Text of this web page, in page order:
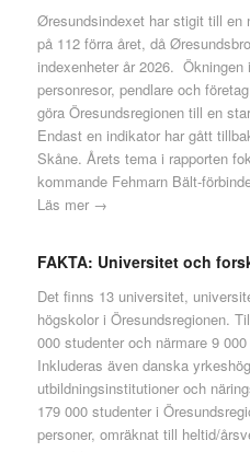
Øresundsindexet har stigit till en
på 112 förra året, då
indexenheter år 2026.
personresor, pendlare och
göra Öresundsregionen till en
Endast en indikator har gått
Skåne. Årets tema i rapporten
kommande Fehmarn Bält-
Läs mer →
FAKTA: Universitet och
Det finns 13 universitet,
högskolor i Öresundsregionen.
000 studenter och närmare 9
Inkluderas även danska
utbildningsinstitutioner och
179 000 studenter i
personer, omräknat till heltid/